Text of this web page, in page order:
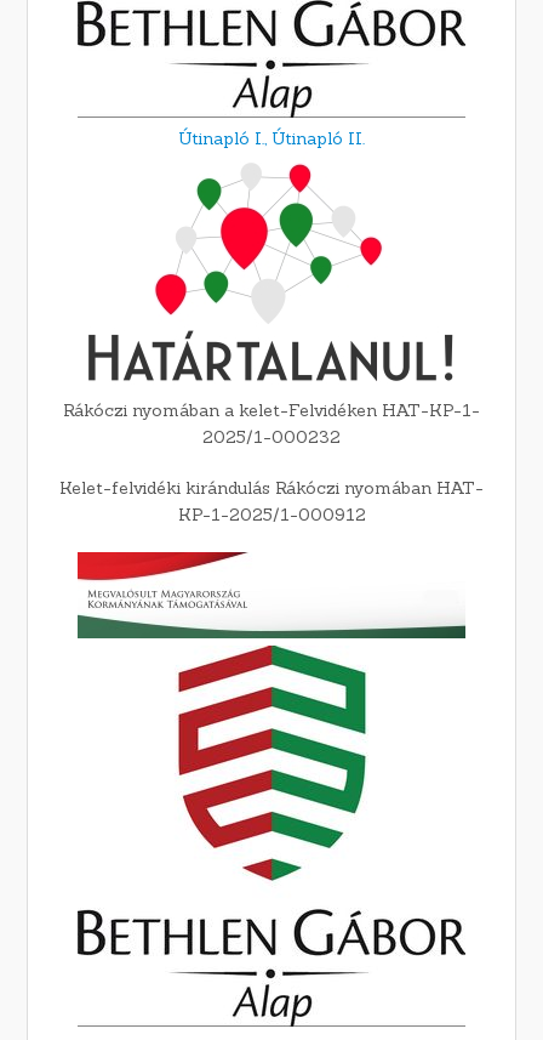
Útinapló I., Útinapló II.
Rákóczi nyomában a kelet-Felvidéken HAT-KP-1-
2025/1-000232
Kelet-felvidéki kirándulás Rákóczi nyomában HAT-
KP-1-2025/1-000912